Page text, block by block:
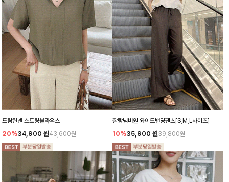
드람린넨 스트링블라우스
20%34,900 원43,600원
찰랑넘버원 와이드밴딩팬츠[S,M,L사이즈]
10%35,900 원39,800원